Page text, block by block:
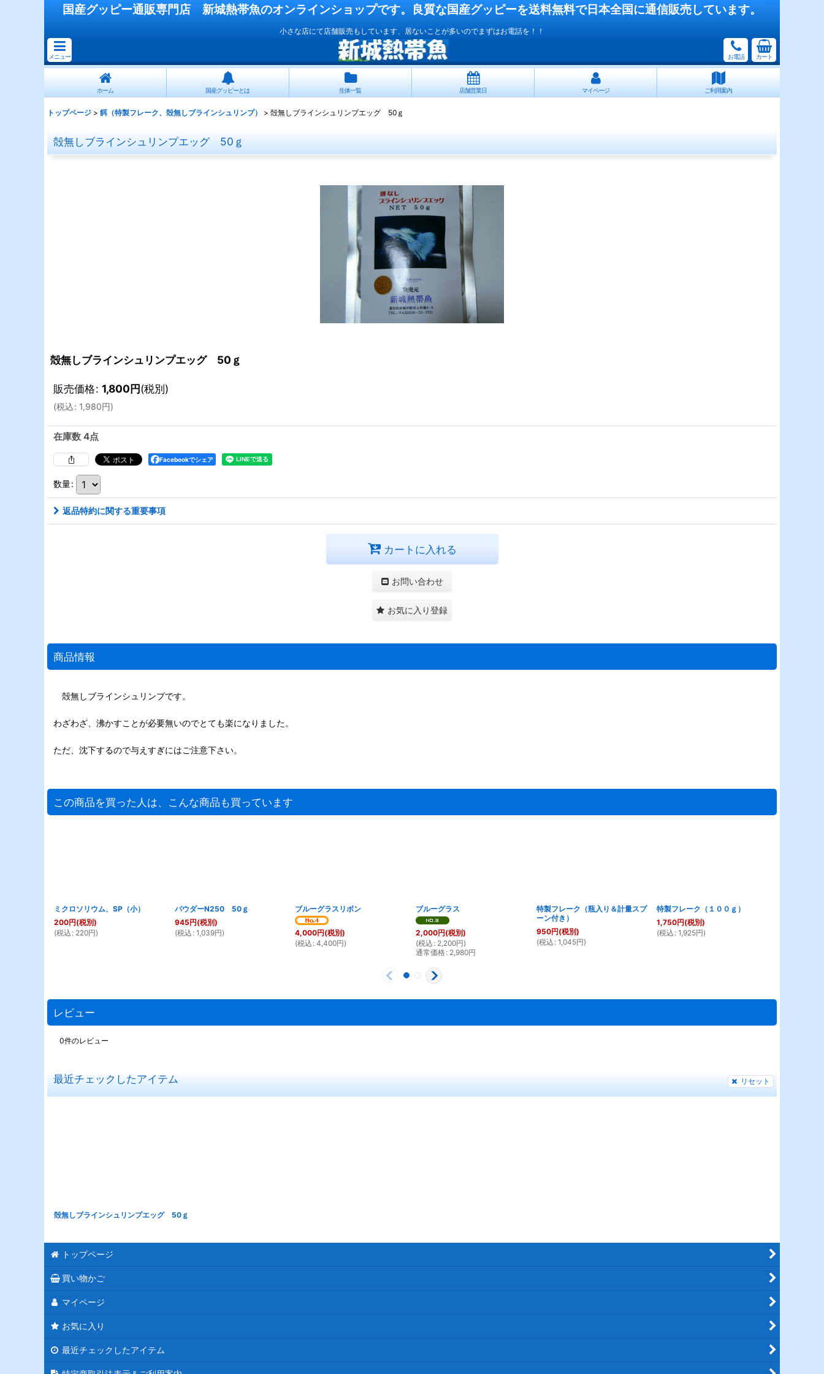
国産グッピー通販専門店 新城熱帯魚のオンラインショップです。良質な国産グッピーを送料無料で日本全国に通信販売しています。
小さな店にて店舗販売もしています、居ないことが多いのでまずはお電話を！！
メニュー お電話 カート
ホーム 国産グッピーとは 生体一覧 店舗営業日 マイページ ご利用案内
トップページ > 餌（特製フレーク、殻無しブラインシュリンプ） > 殻無しブラインシュリンプエッグ 50ｇ
殻無しブラインシュリンプエッグ 50ｇ
殻無しブラインシュリンプエッグ 50ｇ
販売価格: 1,800円(税別)
(税込: 1,980円)
在庫数 4点
Facebookでシェア
数量:
返品特約に関する重要事項
カートに入れる
お問い合わせ
お気に入り登録
商品情報
殻無しブラインシュリンプです。
わざわざ、沸かすことが必要無いのでとても楽になりました。
ただ、沈下するので与えすぎにはご注意下さい。
この商品を買った人は、こんな商品も買っています
ミクロソリウム、SP（小）
200円(税別)
(税込 : 220円)
パウダーN250 50ｇ
945円(税別)
(税込 : 1,039円)
ブルーグラスリボン
4,000円(税別)
(税込 : 4,400円)
ブルーグラス
2,000円(税別)
(税込 : 2,200円)
通常価格: 2,980円
特製フレーク（瓶入り＆計量スプ
ーン付き）
950円(税別)
(税込 : 1,045円)
特製フレーク（１００ｇ）
1,750円(税別)
(税込 : 1,925円)
レビュー
0件のレビュー
最近チェックしたアイテム リセット
殻無しブラインシュリンプエッグ 50ｇ
トップページ
買い物かご
マイページ
お気に入り
最近チェックしたアイテム